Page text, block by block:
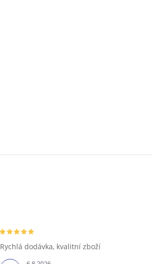
Rychlá dodávka, kvalitní zboží